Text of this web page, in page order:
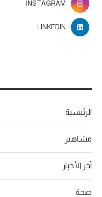
INSTAGRAM
LINKEDIN
الرئيسية
مشاهير
آخر الأخبار
صحة